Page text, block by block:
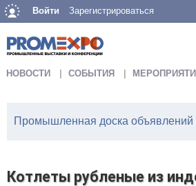
Войти Зарегистрироваться
НОВОСТИ СОБЫТИЯ
Промышленная доска объявлений
Котлеты рубленые из